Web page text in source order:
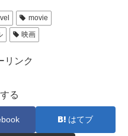
movie
映画
リンク
る
はてブ